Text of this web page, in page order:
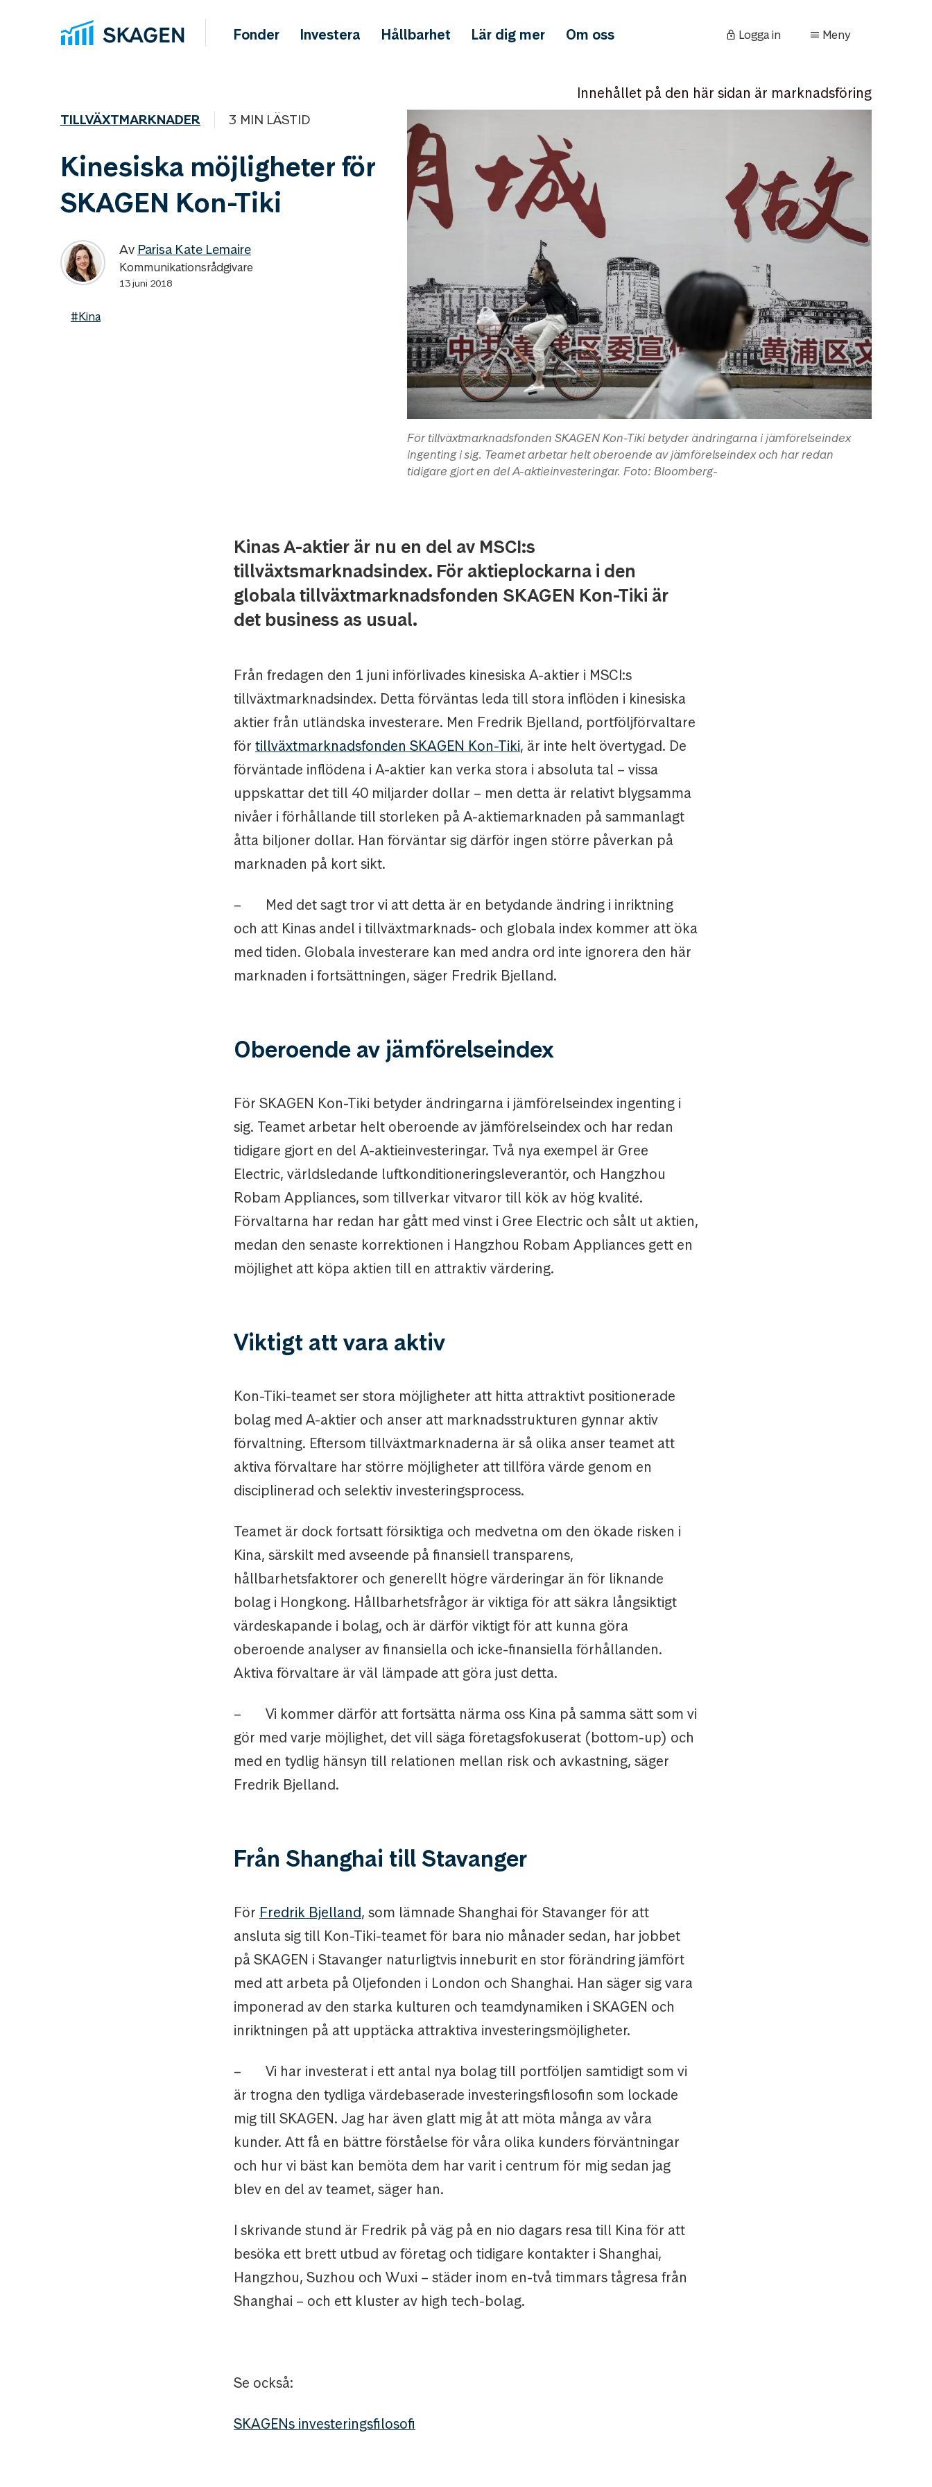
Fonder Investera Hållbarhet Lär dig mer Om oss Logga in Meny
Innehållet på den här sidan är marknadsföring
TILLVÄXTMARKNADER 3 MIN LÄSTID
Kinesiska möjligheter för
SKAGEN Kon-Tiki
Av Parisa Kate Lemaire
Kommunikationsrådgivare
13 juni 2018
#Kina
För tillväxtmarknadsfonden SKAGEN Kon-Tiki betyder ändringarna i jämförelseindex
ingenting i sig. Teamet arbetar helt oberoende av jämförelseindex och har redan
tidigare gjort en del A-aktieinvesteringar. Foto: Bloomberg-
Kinas A-aktier är nu en del av MSCI:s
tillväxtsmarknadsindex. För aktieplockarna i den
globala tillväxtmarknadsfonden SKAGEN Kon-Tiki är
det business as usual.
Från fredagen den 1 juni införlivades kinesiska A-aktier i MSCI:s
tillväxtmarknadsindex. Detta förväntas leda till stora inflöden i kinesiska
aktier från utländska investerare. Men Fredrik Bjelland, portföljförvaltare
för tillväxtmarknadsfonden SKAGEN Kon-Tiki, är inte helt övertygad. De
förväntade inflödena i A-aktier kan verka stora i absoluta tal – vissa
uppskattar det till 40 miljarder dollar – men detta är relativt blygsamma
nivåer i förhållande till storleken på A-aktiemarknaden på sammanlagt
åtta biljoner dollar. Han förväntar sig därför ingen större påverkan på
marknaden på kort sikt.
– Med det sagt tror vi att detta är en betydande ändring i inriktning
och att Kinas andel i tillväxtmarknads- och globala index kommer att öka
med tiden. Globala investerare kan med andra ord inte ignorera den här
marknaden i fortsättningen, säger Fredrik Bjelland.
Oberoende av jämförelseindex
För SKAGEN Kon-Tiki betyder ändringarna i jämförelseindex ingenting i
sig. Teamet arbetar helt oberoende av jämförelseindex och har redan
tidigare gjort en del A-aktieinvesteringar. Två nya exempel är Gree
Electric, världsledande luftkonditioneringsleverantör, och Hangzhou
Robam Appliances, som tillverkar vitvaror till kök av hög kvalité.
Förvaltarna har redan har gått med vinst i Gree Electric och sålt ut aktien,
medan den senaste korrektionen i Hangzhou Robam Appliances gett en
möjlighet att köpa aktien till en attraktiv värdering.
Viktigt att vara aktiv
Kon-Tiki-teamet ser stora möjligheter att hitta attraktivt positionerade
bolag med A-aktier och anser att marknadsstrukturen gynnar aktiv
förvaltning. Eftersom tillväxtmarknaderna är så olika anser teamet att
aktiva förvaltare har större möjligheter att tillföra värde genom en
disciplinerad och selektiv investeringsprocess.
Teamet är dock fortsatt försiktiga och medvetna om den ökade risken i
Kina, särskilt med avseende på finansiell transparens,
hållbarhetsfaktorer och generellt högre värderingar än för liknande
bolag i Hongkong. Hållbarhetsfrågor är viktiga för att säkra långsiktigt
värdeskapande i bolag, och är därför viktigt för att kunna göra
oberoende analyser av finansiella och icke-finansiella förhållanden.
Aktiva förvaltare är väl lämpade att göra just detta.
– Vi kommer därför att fortsätta närma oss Kina på samma sätt som vi
gör med varje möjlighet, det vill säga företagsfokuserat (bottom-up) och
med en tydlig hänsyn till relationen mellan risk och avkastning, säger
Fredrik Bjelland.
Från Shanghai till Stavanger
För Fredrik Bjelland, som lämnade Shanghai för Stavanger för att
ansluta sig till Kon-Tiki-teamet för bara nio månader sedan, har jobbet
på SKAGEN i Stavanger naturligtvis inneburit en stor förändring jämfört
med att arbeta på Oljefonden i London och Shanghai. Han säger sig vara
imponerad av den starka kulturen och teamdynamiken i SKAGEN och
inriktningen på att upptäcka attraktiva investeringsmöjligheter.
– Vi har investerat i ett antal nya bolag till portföljen samtidigt som vi
är trogna den tydliga värdebaserade investeringsfilosofin som lockade
mig till SKAGEN. Jag har även glatt mig åt att möta många av våra
kunder. Att få en bättre förståelse för våra olika kunders förväntningar
och hur vi bäst kan bemöta dem har varit i centrum för mig sedan jag
blev en del av teamet, säger han.
I skrivande stund är Fredrik på väg på en nio dagars resa till Kina för att
besöka ett brett utbud av företag och tidigare kontakter i Shanghai,
Hangzhou, Suzhou och Wuxi – städer inom en-två timmars tågresa från
Shanghai – och ett kluster av high tech-bolag.
Se också:
SKAGENs investeringsfilosofi